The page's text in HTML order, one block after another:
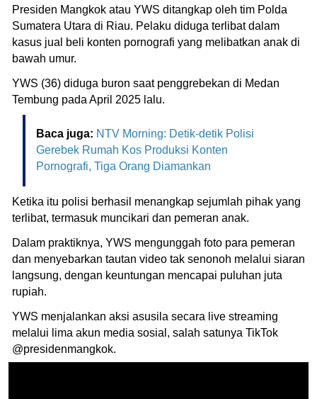
Presiden Mangkok atau YWS ditangkap oleh tim Polda
Sumatera Utara di Riau. Pelaku diduga terlibat dalam
kasus jual beli konten pornografi yang melibatkan anak di
bawah umur.
YWS (36) diduga buron saat penggrebekan di Medan
Tembung pada April 2025 lalu.
Baca juga: NTV Morning: Detik-detik Polisi
Gerebek Rumah Kos Produksi Konten
Pornografi, Tiga Orang Diamankan
Ketika itu polisi berhasil menangkap sejumlah pihak yang
terlibat, termasuk muncikari dan pemeran anak.
Dalam praktiknya, YWS mengunggah foto para pemeran
dan menyebarkan tautan video tak senonoh melalui siaran
langsung, dengan keuntungan mencapai puluhan juta
rupiah.
YWS menjalankan aksi asusila secara live streaming
melalui lima akun media sosial, salah satunya TikTok
@presidenmangkok.